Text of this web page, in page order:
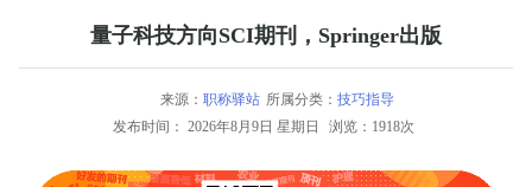
量子科技方向SCI期刊，Springer出版
来源： 职称驿站 所属分类： 技巧指导
发布时间： 2026年8月9日 星期日 浏览：1918次